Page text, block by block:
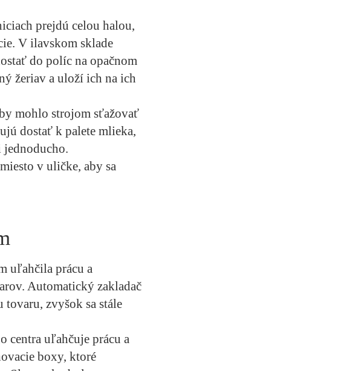
prejdú celou halou,
V ilavskom sklade
do políc na opačnom
žeriav a uloží ich na ich
mohlo strojom sťažovať
dostať k palete mlieka,
v uličke, aby sa
uľahčila prácu a
Automatický zakladač
zvyšok sa stále
centra uľahčuje prácu a
boxy, ktoré